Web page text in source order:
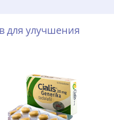
для улучшения